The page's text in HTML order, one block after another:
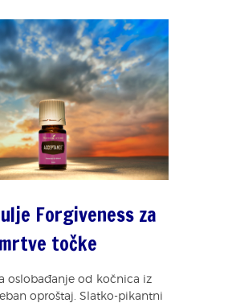
Forgiveness za
točke
oslobađanje od kočnica iz
oproštaj. Slatko-pikantni